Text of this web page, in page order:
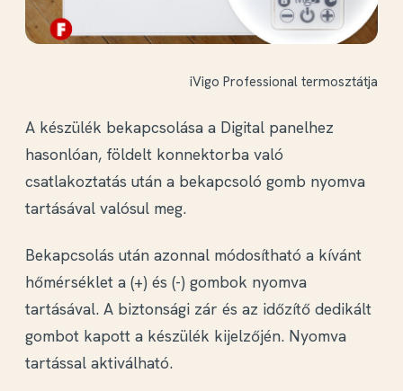
iVigo Professional termosztátja
A készülék bekapcsolása a Digital panelhez
hasonlóan, földelt konnektorba való
csatlakoztatás után a bekapcsoló gomb nyomva
tartásával valósul meg.
Bekapcsolás után azonnal módosítható a kívánt
hőmérséklet a (+) és (-) gombok nyomva
tartásával. A biztonsági zár és az időzítő dedikált
gombot kapott a készülék kijelzőjén. Nyomva
tartással aktiválható.